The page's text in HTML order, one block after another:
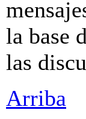
la base
las
Arriba